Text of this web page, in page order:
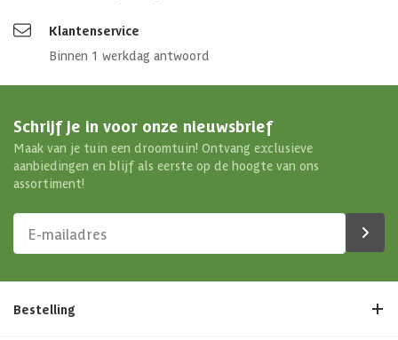
Klantenservice
Binnen 1 werkdag antwoord
Schrijf je in voor onze nieuwsbrief
Maak van je tuin een droomtuin! Ontvang exclusieve
aanbiedingen en blijf als eerste op de hoogte van ons
assortiment!
Bestelling